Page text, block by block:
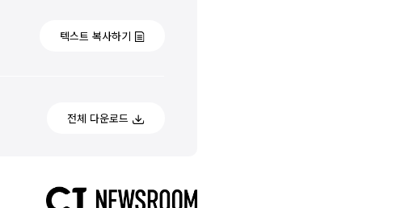
텍스트 복사하기
전체 다운로드